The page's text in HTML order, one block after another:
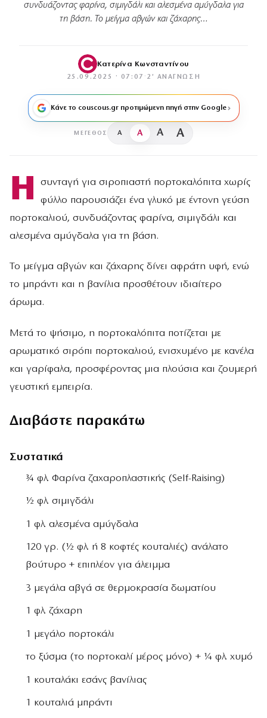
συνδυάζοντας φαρίνα, σιμιγδάλι και αλεσμένα αμύγδαλα για
τη βάση. Το μείγμα αβγών και ζάχαρης…
Κατερίνα Κωνσταντίνου
25.09.2025 · 07:07 · 2′ ΑΝΆΓΝΩΣΗ
Κάνε το couscous.gr προτιμώμενη πηγή στην Google
ΜΈΓΕΘΟΣ A A A A
Η
συνταγή για σιροπιαστή πορτοκαλόπιτα χωρίς
φύλλο παρουσιάζει ένα γλυκό με έντονη γεύση
πορτοκαλιού, συνδυάζοντας φαρίνα, σιμιγδάλι και
αλεσμένα αμύγδαλα για τη βάση.
Το μείγμα αβγών και ζάχαρης δίνει αφράτη υφή, ενώ
το μπράντι και η βανίλια προσθέτουν ιδιαίτερο
άρωμα.
Μετά το ψήσιμο, η πορτοκαλόπιτα ποτίζεται με
αρωματικό σιρόπι πορτοκαλιού, ενισχυμένο με κανέλα
και γαρίφαλα, προσφέροντας μια πλούσια και ζουμερή
γευστική εμπειρία.
Διαβάστε παρακάτω
Συστατικά
¾ φλ. Φαρίνα ζαχαροπλαστικής (Self-Raising)
½ φλ. σιμιγδάλι
1 φλ. αλεσμένα αμύγδαλα
120 γρ. (½ φλ. ή 8 κοφτές κουταλιές) ανάλατο
βούτυρο + επιπλέον για άλειμμα
3 μεγάλα αβγά σε θερμοκρασία δωματίου
1 φλ. ζάχαρη
1 μεγάλο πορτοκάλι
το ξύσμα (το πορτοκαλί μέρος μόνο) + ¼ φλ. χυμό
1 κουταλάκι εσάνς βανίλιας
1 κουταλιά μπράντι